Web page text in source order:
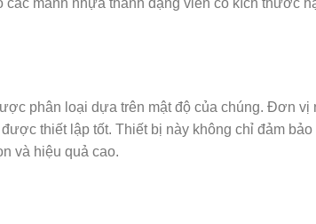
mảnh nhựa thành dạng viên có kích thước
phân loại dựa trên mật độ của chúng. Đơn vị
thiết lập tốt. Thiết bị này không chỉ đảm bảo
và hiệu quả cao.